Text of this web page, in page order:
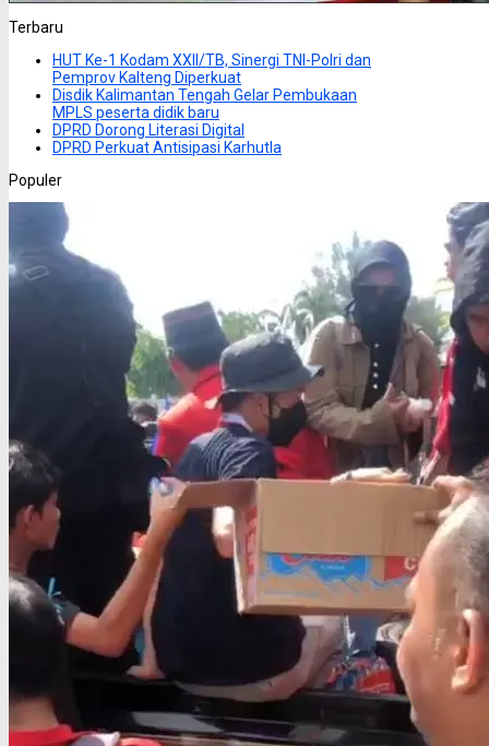
Terbaru
HUT Ke-1 Kodam XXII/TB, Sinergi TNI-Polri dan
Pemprov Kalteng Diperkuat
Disdik Kalimantan Tengah Gelar Pembukaan
MPLS peserta didik baru
DPRD Dorong Literasi Digital
DPRD Perkuat Antisipasi Karhutla
Populer